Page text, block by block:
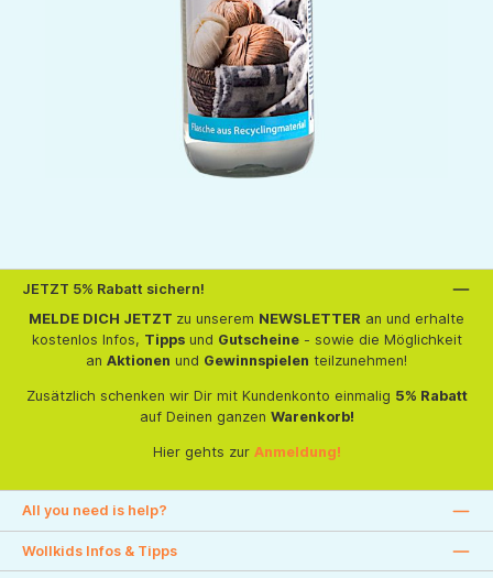
JETZT 5% Rabatt sichern!
MELDE DICH JETZT zu unserem NEWSLETTER an und erhalte
kostenlos Infos, Tippsund Gutscheine- sowie die Möglichkeit
an Aktionen und Gewinnspielen teilzunehmen!
Zusätzlich schenken wir Dir mit Kundenkonto einmalig 5% Rabatt
auf Deinen ganzen Warenkorb!
Hier gehts zur Anmeldung!
All you need is help?
Wollkids Infos & Tipps